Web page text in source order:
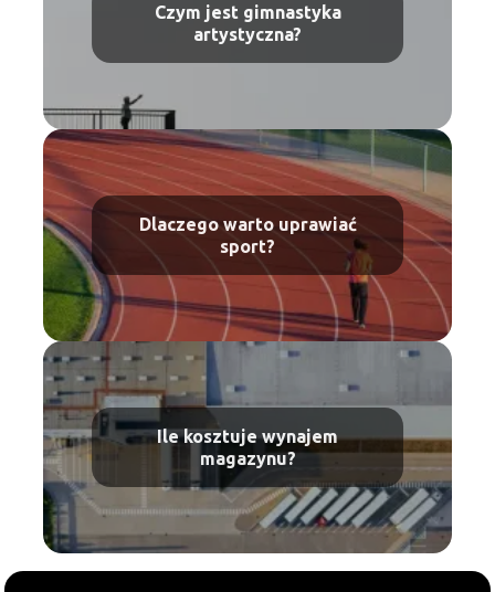
Czym jest gimnastyka
artystyczna?
Dlaczego warto uprawiać
sport?
Ile kosztuje wynajem
magazynu?